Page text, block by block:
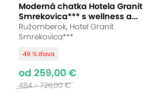
Moderná chatka Hotela Granit
Smrekovica*** s wellness a...
Ružomberok, Hotel Granit
Smrekovica***
49 % zľava
od 259,00 €
484 - 726,00 €